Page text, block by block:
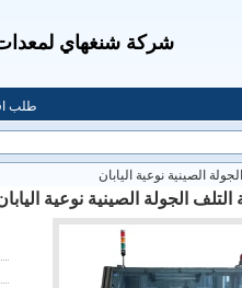
شركة شنغهاي لمعدات
طلب
الصينية نوعية اليابان
التلف الجولة الصينية نوعية